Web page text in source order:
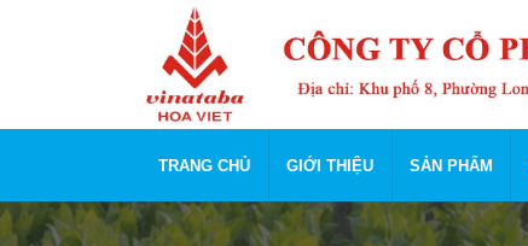
TRANG CHỦ GIỚI THIỆU SẢN PHẨM